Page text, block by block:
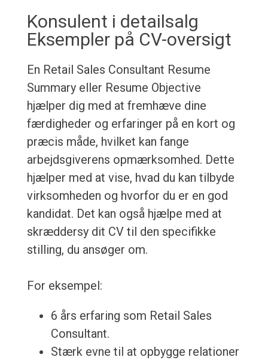
Konsulent i detailsalg
Eksempler på CV-oversigt
En Retail Sales Consultant Resume
Summary eller Resume Objective
hjælper dig med at fremhæve dine
færdigheder og erfaringer på en kort og
præcis måde, hvilket kan fange
arbejdsgiverens opmærksomhed. Dette
hjælper med at vise, hvad du kan tilbyde
virksomheden og hvorfor du er en god
kandidat. Det kan også hjælpe med at
skræddersy dit CV til den specifikke
stilling, du ansøger om.
For eksempel:
6 års erfaring som Retail Sales
Consultant.
Stærk evne til at opbygge relationer